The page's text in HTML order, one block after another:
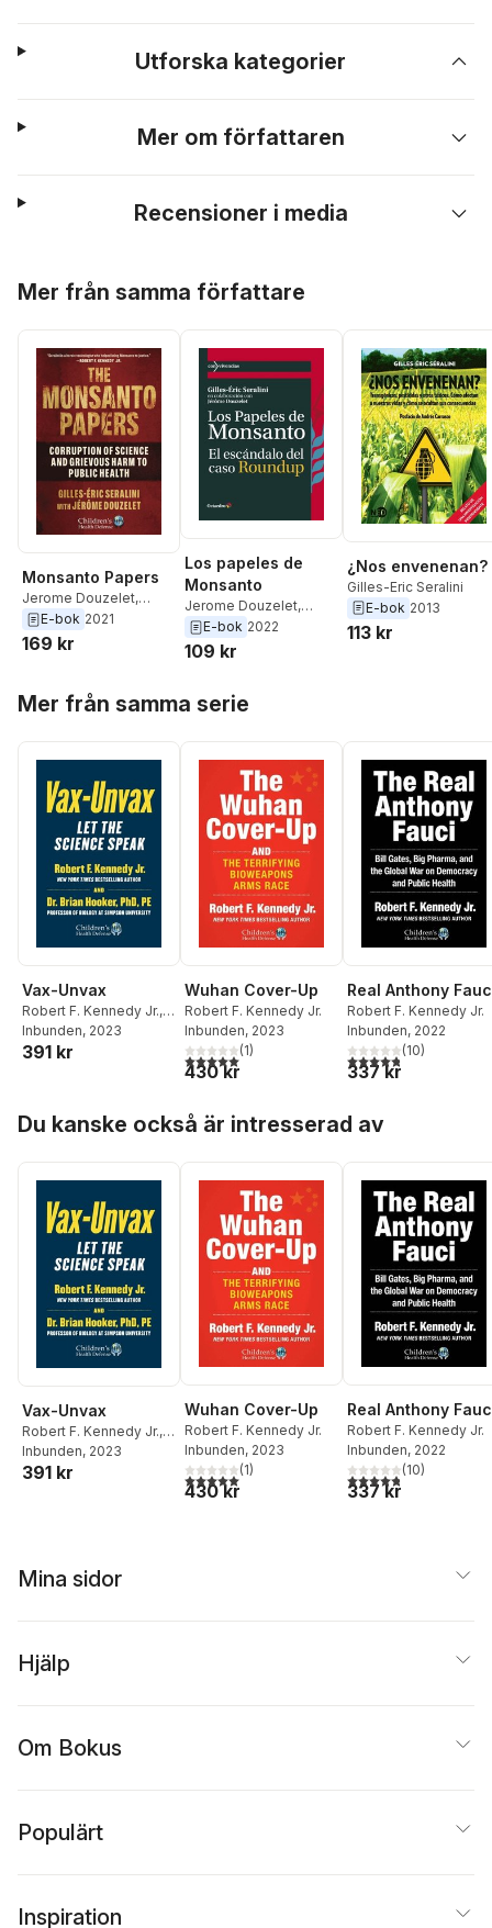
Utforska kategorier
Mer om författaren
Recensioner i media
Mer från samma författare
Monsanto Papers
Jerome Douzelet,
Gilles-Eric Seralini
E-bok 2021
169 kr
Los papeles de
Monsanto
Jerome Douzelet,
Gilles-Eric Seralini
E-bok 2022
109 kr
¿Nos envenenan?
Gilles-Eric Seralini
E-bok 2013
113 kr
Mer från samma serie
Vax-Unvax
Robert F. Kennedy Jr.,
Brian Hooker
Inbunden, 2023
391 kr
Wuhan Cover-Up
Robert F. Kennedy Jr.
Inbunden, 2023
5,0utav 5 stjärnor. Totalt antal röster:
(1)
430 kr
Real Anthony
Robert F. Kennedy Jr.
Inbunden, 2022
4,8utav 5 stjärnor.
(10)
337 kr
Du kanske också är intresserad av
Vax-Unvax
Robert F. Kennedy Jr.,
Brian Hooker
Inbunden, 2023
391 kr
Wuhan Cover-Up
Robert F. Kennedy Jr.
Inbunden, 2023
5,0utav 5 stjärnor. Totalt antal röster:
(1)
430 kr
Real Anthony
Robert F. Kennedy Jr.
Inbunden, 2022
4,8utav 5 stjärnor.
(10)
337 kr
Mina sidor
Hjälp
Om Bokus
Populärt
Inspiration